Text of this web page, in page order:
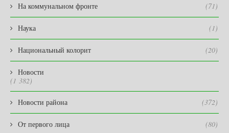
На коммунальном фронте (71)
Наука (1)
Национальный колорит (20)
Новости
(1 382)
Новости района (372)
От первого лица (80)